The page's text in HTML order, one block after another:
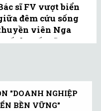
sĩ FV vượt biển
đêm cứu sống
viên Nga
huyết não
"DOANH NGHIỆP
BỀN VỮNG"